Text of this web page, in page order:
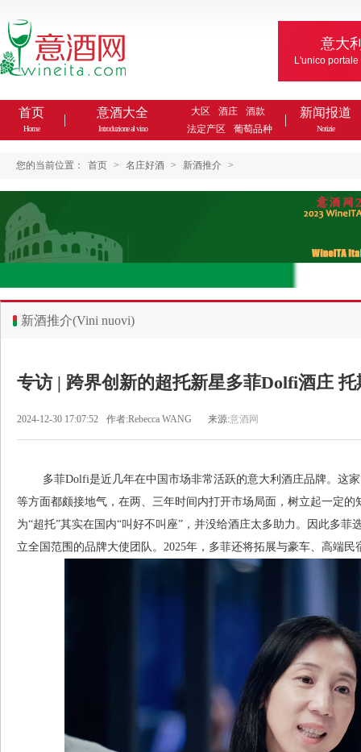
意大
L'unico
首页
Home
意酒大全
Introduzione al vino
大区 酒庄
酒款
法定产区
葡萄品种
新闻报道
Notizie
您的当前位置： 首页 > 名庄好酒 > 新酒推介 >
新酒推介(Vini nuovi)
专访 | 跨界创新的超托新星多菲Dolfi酒庄
2024-12-30 17:07:52 作者:Rebecca WANG 来源:意酒网
多菲Dolfi是近几年在中国市场非常活跃的意大利酒庄品牌。这家
等方面都颇接地气，在两、三年时间内打开市场局面，树立起一定的
为“超托”其实在国内“叫好不叫座”，并没给酒庄太多助力。因此多菲
立全国范围的品牌大使团队。2025年，多菲还将拓展与豪车、高端民